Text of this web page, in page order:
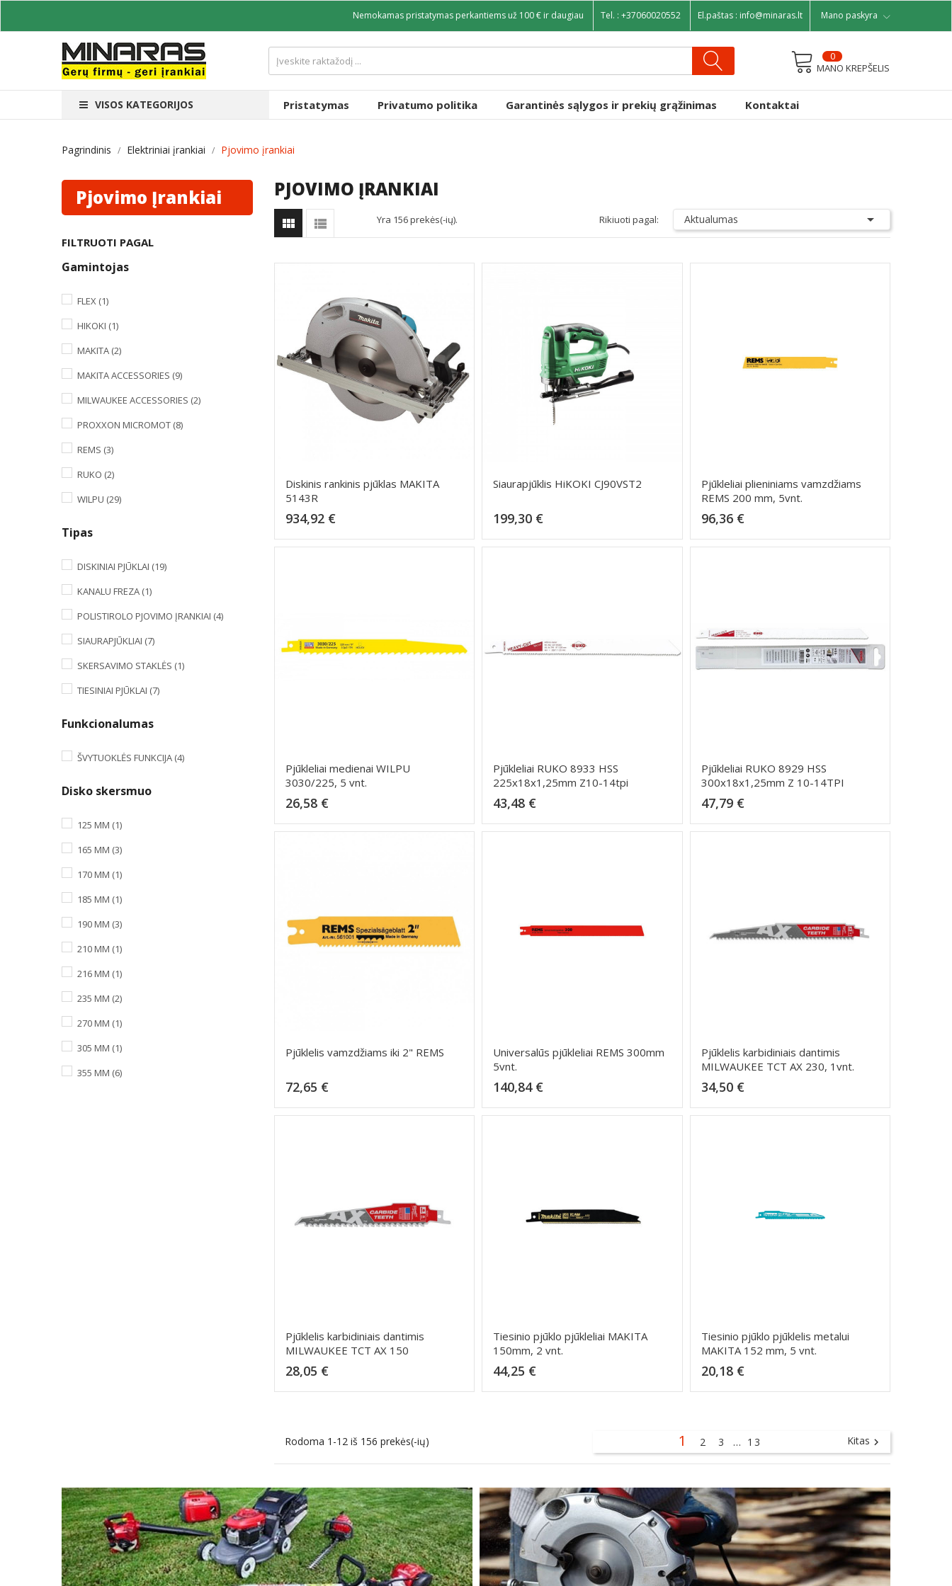
Mano paskyra
Nemokamas pristatymas perkantiems už 100 € ir daugiau Tel. : +37060020552 El.paštas : info@minaras.lt
MANO KREPŠELIS
0
VISOS KATEGORIJOS Pristatymas Privatumo politika Garantinės sąlygos ir prekių grąžinimas Kontaktai
Pagrindinis Elektriniai įrankiai Pjovimo įrankiai
Pjovimo Įrankiai
FILTRUOTI PAGAL
Gamintojas
FLEX (1)
HIKOKI (1)
MAKITA (2)
MAKITA ACCESSORIES (9)
MILWAUKEE ACCESSORIES (2)
PROXXON MICROMOT (8)
REMS (3)
RUKO (2)
WILPU (29)
Tipas
DISKINIAI PJŪKLAI (19)
KANALU FREZA (1)
POLISTIROLO PJOVIMO ĮRANKIAI (4)
SIAURAPJŪKLIAI (7)
SKERSAVIMO STAKLĖS (1)
TIESINIAI PJŪKLAI (7)
Funkcionalumas
ŠVYTUOKLĖS FUNKCIJA (4)
Disko skersmuo
125 MM (1)
165 MM (3)
170 MM (1)
185 MM (1)
190 MM (3)
210 MM (1)
216 MM (1)
235 MM (2)
270 MM (1)
305 MM (1)
355 MM (6)
PJOVIMO ĮRANKIAI
  Yra 156 prekės(-ių). Rikiuoti pagal: Aktualumas 
Diskinis rankinis pjūklas MAKITA
5143R
934,92 €
Siaurapjūklis HiKOKI CJ90VST2
199,30 €
Pjūkleliai plieniniams vamzdžiams
REMS 200 mm, 5vnt.
96,36 €
Pjūkleliai medienai WILPU
3030/225, 5 vnt.
26,58 €
Pjūkleliai RUKO 8933 HSS
225x18x1,25mm Z10-14tpi
43,48 €
Pjūkleliai RUKO 8929 HSS
300x18x1,25mm Z 10-14TPI
47,79 €
Pjūklelis vamzdžiams iki 2" REMS
72,65 €
Universalūs pjūkleliai REMS 300mm
5vnt.
140,84 €
Pjūklelis karbidiniais dantimis
MILWAUKEE TCT AX 230, 1vnt.
34,50 €
Pjūklelis karbidiniais dantimis
MILWAUKEE TCT AX 150
28,05 €
Tiesinio pjūklo pjūkleliai MAKITA
150mm, 2 vnt.
44,25 €
Tiesinio pjūklo pjūklelis metalui
MAKITA 152 mm, 5 vnt.
20,18 €
Rodoma 1-12 iš 156 prekės(-ių) 1 2 3 … 13 Kitas 